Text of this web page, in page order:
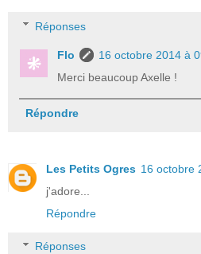
Réponses
Flo
16 octobre 2014 à
Merci beaucoup Axelle !
Répondre
Les Petits Ogres 16 octobre
j'adore...
Répondre
Réponses